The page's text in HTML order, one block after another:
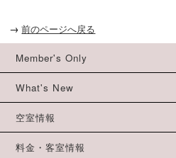
→ 前のページへ戻る
Member's Only
What's New
空室情報
料金・客室情報